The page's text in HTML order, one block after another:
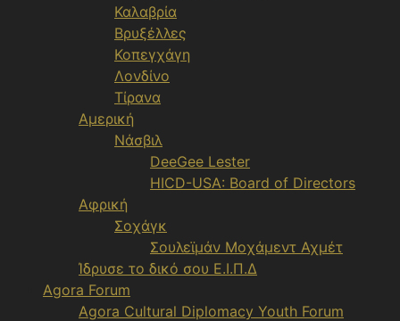
Καλαβρία
Βρυξέλλες
Κοπεγχάγη
Λονδίνο
Τίρανα
Αμερική
Νάσβιλ
DeeGee Lester
HICD-USA: Board of Directors
Αφρική
Σοχάγκ
Σουλεϊμάν Μοχάμεντ Αχμέτ
Ίδρυσε το δικό σου Ε.Ι.Π.Δ
Agora Forum
Agora Cultural Diplomacy Youth Forum